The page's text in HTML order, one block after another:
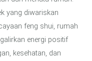
yang diwariskan
feng shui, rumah
energi positif
kesehatan, dan